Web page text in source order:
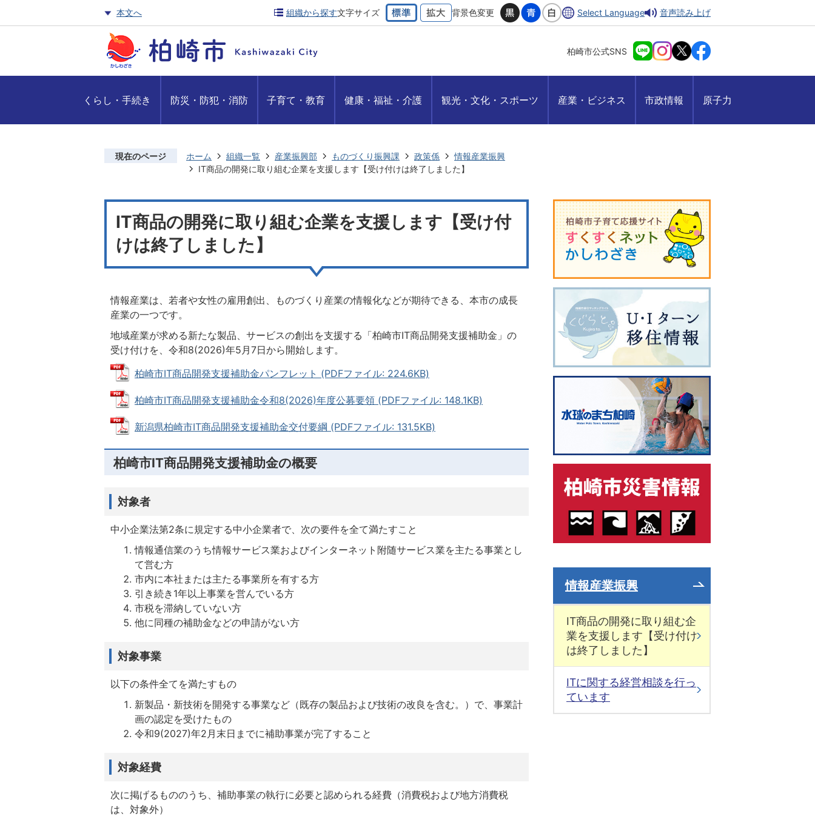
本文へ 組織から探す文字サイズ 背景色変更 Select Language 音声読み上げ
柏崎市公式SNS
くらし・手続き 防災・防犯・消防 子育て・教育 健康・福祉・介護 観光・文化・スポーツ 産業・ビジネス 市政情報 原子力
現在のページ ホーム 組織一覧 産業振興部 ものづくり振興課 政策係
情報産業振興
IT商品の開発に取り組む企業を支援します【受け付けは終了しました】
IT商品の開発に取り組む企業を支援します【受け付
けは終了しました】
情報産業は、若者や女性の雇用創出、ものづくり産業の情報化などが期待できる、本市の成長
産業の一つです。
地域産業が求める新たな製品、サービスの創出を支援する「柏崎市IT商品開発支援補助金」の
受け付けを、令和8(2026)年5月7日から開始します。
柏崎市IT商品開発支援補助金パンフレット (PDFファイル: 224.6KB)
柏崎市IT商品開発支援補助金令和8(2026)年度公募要領 (PDFファイル: 148.1KB)
新潟県柏崎市IT商品開発支援補助金交付要綱 (PDFファイル: 131.5KB)
柏崎市IT商品開発支援補助金の概要
対象者
中小企業法第2条に規定する中小企業者で、次の要件を全て満たすこと
情報通信業のうち情報サービス業およびインターネット附随サービス業を主たる事業とし
て営む方
市内に本社または主たる事業所を有する方
引き続き1年以上事業を営んでいる方
市税を滞納していない方
他に同種の補助金などの申請がない方
対象事業
以下の条件全てを満たすもの
新製品・新技術を開発する事業など（既存の製品および技術の改良を含む。）で、事業計
画の認定を受けたもの
令和9(2027)年2月末日までに補助事業が完了すること
対象経費
次に掲げるもののうち、補助事業の執行に必要と認められる経費（消費税および地方消費税
は、対象外）
情報産業振興
IT商品の開発に取り組む企
業を支援します【受け付け
は終了しました】
ITに関する経営相談を行っ
ています